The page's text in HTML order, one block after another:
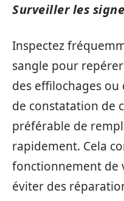
Surveiller les
Inspectez
sangle pour
des effilochages ou
de constatation de
préférable de
rapidement. Cela
fonctionnement de
éviter des